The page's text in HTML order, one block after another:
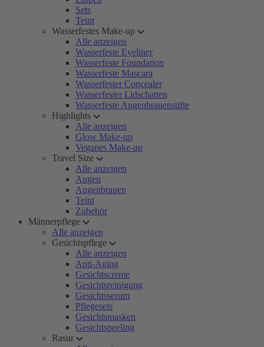
Sets
Teint
Wasserfestes Make-up
Alle anzeigen
Wasserfeste Eyeliner
Wasserfeste Foundation
Wasserfeste Mascara
Wasserfester Concealer
Wasserfester Lidschatten
Wasserfeste Augenbrauenstifte
Highlights
Alle anzeigen
Glow Make-up
Veganes Make-up
Travel Size
Alle anzeigen
Augen
Augenbrauen
Teint
Zubehör
Männerpflege
Alle anzeigen
Gesichtspflege
Alle anzeigen
Anti-Aging
Gesichtscreme
Gesichtsreinigung
Gesichtsserum
Pflegesets
Gesichtsmasken
Gesichtspeeling
Rasur